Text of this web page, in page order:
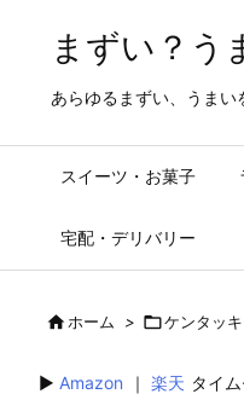
まずい？う
あらゆるまずい、うまい
スイーツ・お菓子
宅配・デリバリー
ホーム > ケンタッ
▶︎ Amazon ｜ 楽天 タイ